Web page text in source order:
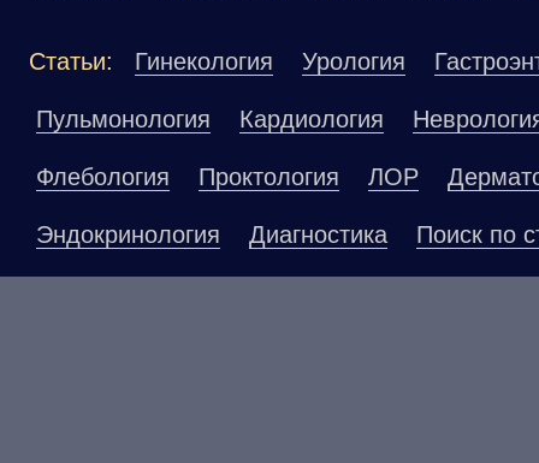
Статьи: Гинекология Урология
Пульмонология Кардиология
Флебология Проктология ЛОР
Эндокринология Диагностика Поиск по